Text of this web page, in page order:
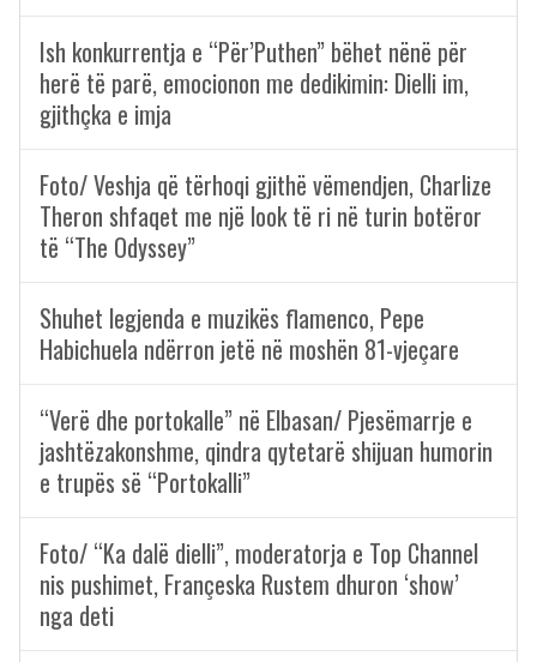
Ish konkurrentja e “Për’Puthen” bëhet nënë për
herë të parë, emocionon me dedikimin: Dielli im,
gjithçka e imja
Foto/ Veshja që tërhoqi gjithë vëmendjen, Charlize
Theron shfaqet me një look të ri në turin botëror
të “The Odyssey”
Shuhet legjenda e muzikës flamenco, Pepe
Habichuela ndërron jetë në moshën 81-vjeçare
“Verë dhe portokalle” në Elbasan/ Pjesëmarrje e
jashtëzakonshme, qindra qytetarë shijuan humorin
e trupës së “Portokalli”
Foto/ “Ka dalë dielli”, moderatorja e Top Channel
nis pushimet, Françeska Rustem dhuron ‘show’
nga deti